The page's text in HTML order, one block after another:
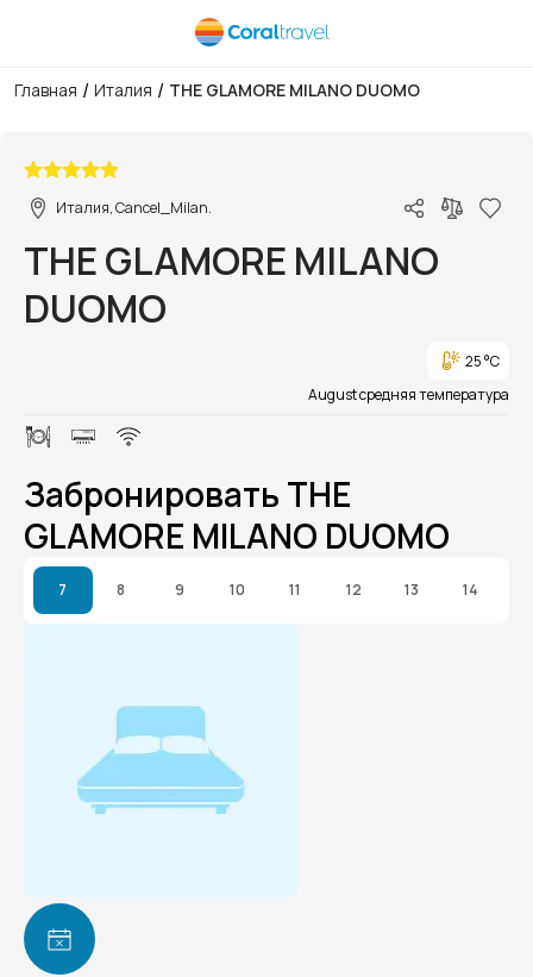
Главная / Италия / THE GLAMORE MILANO DUOMO
Италия, Cancel_Milan.
THE GLAMORE MILANO
DUOMO
25 °C
August средняя температура
Забронировать THE
GLAMORE MILANO DUOMO
7 8 9 10 11 12 13 14